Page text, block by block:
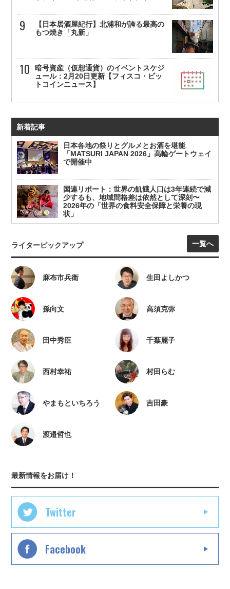
【日本居酒屋紀行】北浦和が誇る最高の
もつ焼き「丸新」
暗号資産（仮想通貨）のイベントスケジ
ュール：2月20日更新【フィスコ・ビッ
トコインニュース】
新着記事
日本各地の祭りとグルメとお酒を堪能
「MATSURI JAPAN 2026」高輪ゲートウェイ
で開催中
国連リポート：世界の飢餓人口は3年連続で減
少するも、地域間格差は依然として深刻〜
2026年の「世界の食料安全保障と栄養の現
状」
ライターピックアップ 一覧へ
麻布市兵衛 生田よしかつ
孫向文 高須克弥
田中秀臣 千葉麗子
西村幸祐 村田らむ
やまもといちろう 吉田豪
渡邉哲也
最新情報をお届け！
Twitter
Facebook